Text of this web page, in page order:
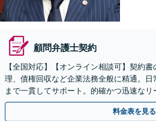
顧問弁護士契約
【全国対応】【オンライン相談可】契約
理、債権回収など企業法務全般に精通。
まで一貫してサポート。的確かつ迅速な
す。【初回相談無料】【休日・夜間相談可
料金表を見る